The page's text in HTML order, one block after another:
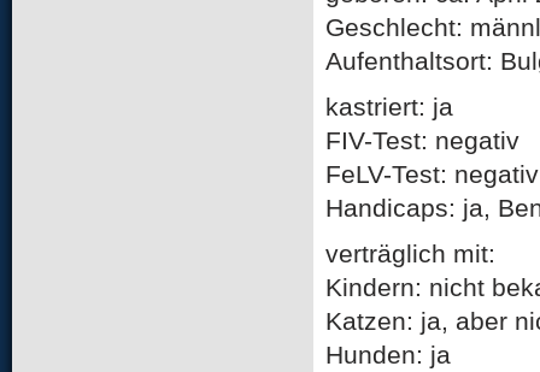
Geschlecht:
Aufenthaltsort:
kastriert: ja
FIV-Test: negativ
FeLV-Test: negativ
Handicaps: ja,
verträglich mit:
Kindern: nicht
Katzen: ja, aber
Hunden: ja